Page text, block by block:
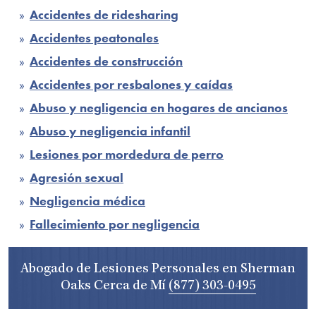
Accidentes de ridesharing
Accidentes peatonales
Accidentes de construcción
Accidentes por resbalones y caídas
Abuso y negligencia en hogares de ancianos
Abuso y negligencia infantil
Lesiones por mordedura de perro
Agresión sexual
Negligencia médica
Fallecimiento por negligencia
Abogado de Lesiones Personales en Sherman
Oaks Cerca de Mí (877) 303-0495